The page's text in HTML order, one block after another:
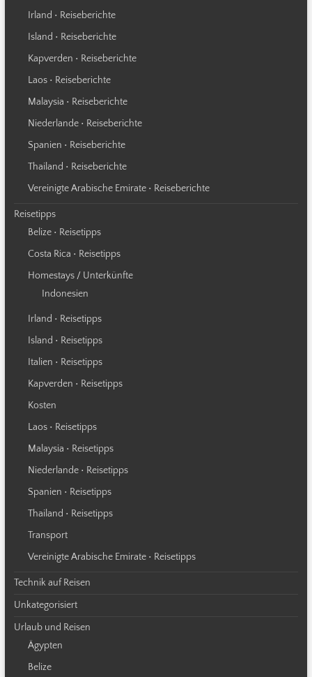
Irland • Reiseberichte
Island • Reiseberichte
Kapverden • Reiseberichte
Laos • Reiseberichte
Malaysia • Reiseberichte
Niederlande • Reiseberichte
Spanien • Reiseberichte
Thailand • Reiseberichte
Vereinigte Arabische Emirate • Reiseberichte
Reisetipps
Belize • Reisetipps
Costa Rica • Reisetipps
Homestays / Unterkünfte
Indonesien
Irland • Reisetipps
Island • Reisetipps
Italien • Reisetipps
Kapverden • Reisetipps
Kosten
Laos • Reisetipps
Malaysia • Reisetipps
Niederlande • Reisetipps
Spanien • Reisetipps
Thailand • Reisetipps
Transport
Vereinigte Arabische Emirate • Reisetipps
Technik auf Reisen
Unkategorisiert
Urlaub und Reisen
Ägypten
Belize